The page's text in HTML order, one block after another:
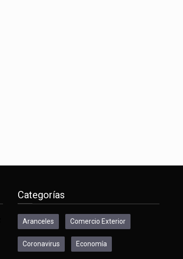
Categorías
Aranceles Comercio Exterior
Coronavirus Economía